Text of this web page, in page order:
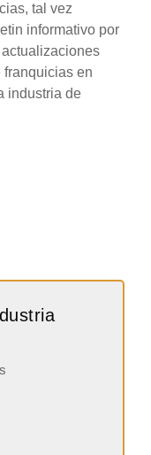
tal vez
informativo por
en
industria de